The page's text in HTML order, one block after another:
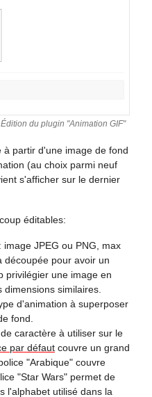
Édition du plugin "Animation GIF"
partir d'une image de fond
(au choix parmi neuf
s'afficher sur le dernier
éditables:
: image JPEG ou PNG, max
découpée pour avoir un
privilégier une image en
similaires.
d'animation à superposer
fond.
caractère à utiliser sur le
par défaut couvre un grand
"Arabique" couvre
"Star Wars" permet de
l'alphabet utilisé dans la